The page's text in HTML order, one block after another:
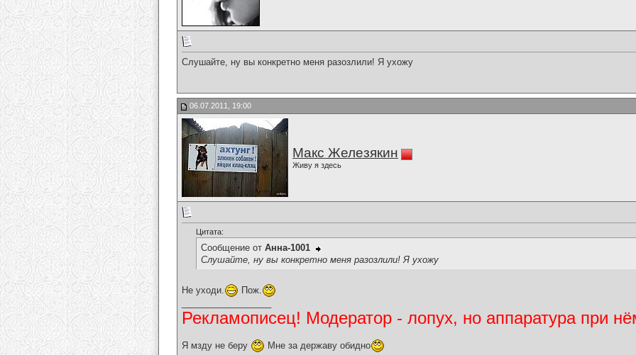
Слушайте, ну вы конкретно меня разозлили! Я ухожу
06.07.2011, 19:00
Макс Железякин
Живу я здесь
Цитата:
Сообщение от Анна-1001
Слушайте, ну вы конкретно меня разозлили! Я ухожу
Не уходи.
Пож.
Рекламописец! Модератор - лопух, но аппаратура при
Я мзду не беру Мне за державу обидно